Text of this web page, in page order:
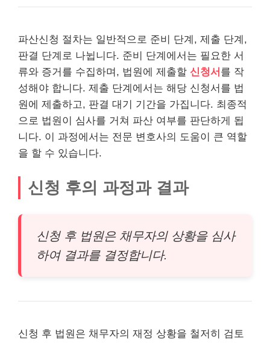
파산신청 절차는 일반적으로 준비 단계, 제출 단계,
판결 단계로 나뉩니다. 준비 단계에서는 필요한 서
류와 증거를 수집하며, 법원에 제출할 신청서 를 작
성해야 합니다. 제출 단계에서는 해당 신청서를 법
원에 제출하고, 판결 대기 기간을 가집니다. 최종적
으로 법원이 심사를 거쳐 파산 여부를 판단하게 됩
니다. 이 과정에서는 전문 변호사의 도움이 큰 역할
을 할 수 있습니다.
신청 후의 과정과 결과
신청 후 법원은 채무자의 상황을 심사
하여 결과를 결정합니다.
신청 후 법원은 채무자의 재정 상황을 철저히 검토